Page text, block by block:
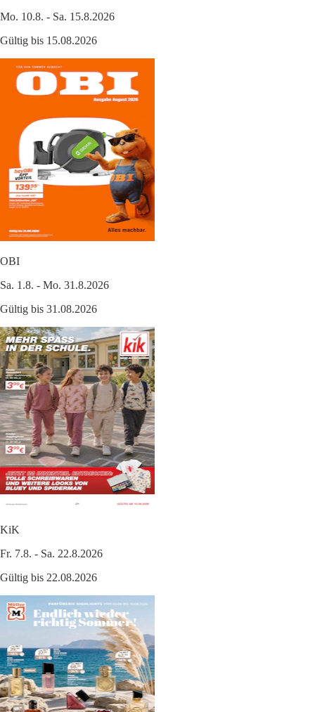
Mo. 10.8. - Sa. 15.8.2026
Gültig bis 15.08.2026
OBI
Sa. 1.8. - Mo. 31.8.2026
Gültig bis 31.08.2026
KiK
Fr. 7.8. - Sa. 22.8.2026
Gültig bis 22.08.2026